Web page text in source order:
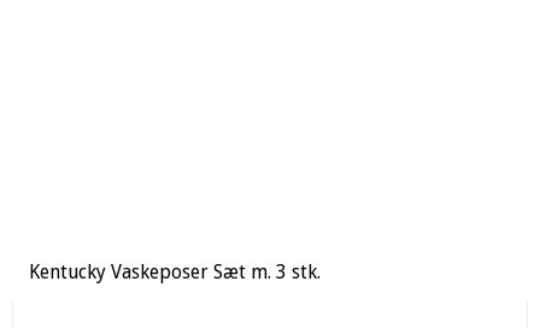
Kentucky Vaskeposer Sæt m. 3 stk.